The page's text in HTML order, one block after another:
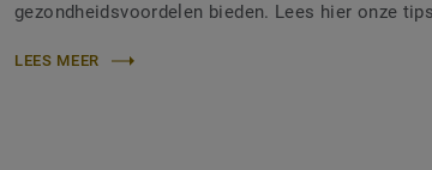
gezondheidsvoordelen bieden. Lees hier onze
LEES MEER